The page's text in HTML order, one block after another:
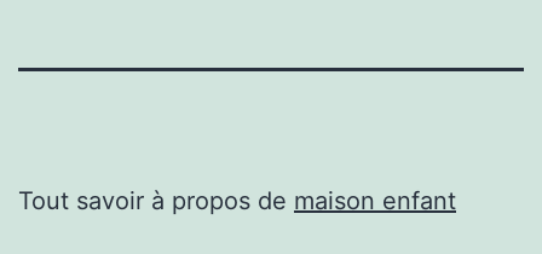
Tout savoir à propos de maison enfant